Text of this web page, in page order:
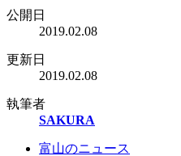
公開日
2019.02.08
更新日
2019.02.08
執筆者
SAKURA
富山のニュース